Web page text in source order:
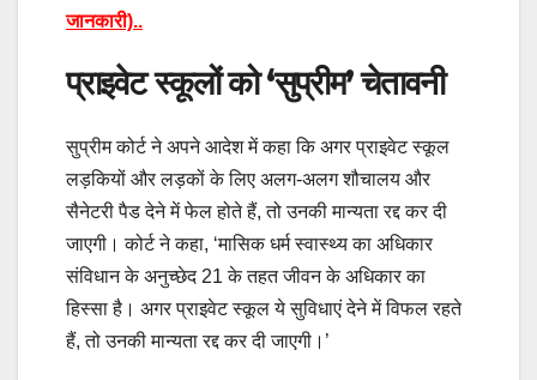
जानकारी)..
प्राइवेट स्कूलों को ‘सुप्रीम’ चेतावनी
सुप्रीम कोर्ट ने अपने आदेश में कहा कि अगर प्राइवेट स्कूल
लड़कियों और लड़कों के लिए अलग-अलग शौचालय और
सैनेटरी पैड देने में फेल होते हैं, तो उनकी मान्यता रद्द कर दी
जाएगी। कोर्ट ने कहा, ‘मासिक धर्म स्वास्थ्य का अधिकार
संविधान के अनुच्छेद 21 के तहत जीवन के अधिकार का
हिस्सा है। अगर प्राइवेट स्कूल ये सुविधाएं देने में विफल रहते
हैं, तो उनकी मान्यता रद्द कर दी जाएगी।’